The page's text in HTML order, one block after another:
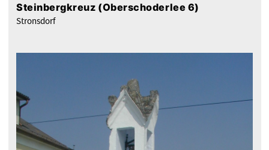
Steinbergkreuz (Oberschoderlee 6)
Stronsdorf